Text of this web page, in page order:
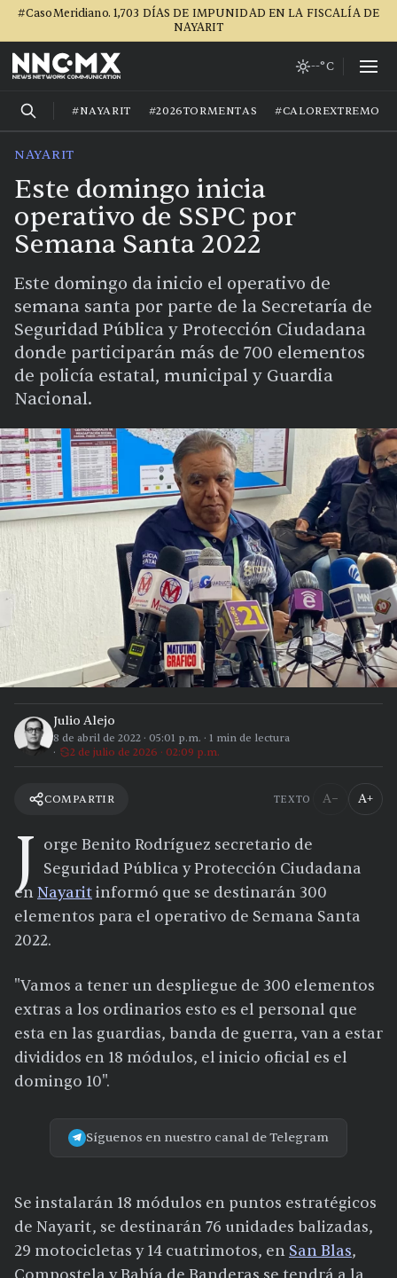
#CasoMeridiano. 1,703 DÍAS DE IMPUNIDAD EN LA FISCALÍA DE
NAYARIT
--°C
#NAYARIT #2026TORMENTAS #CALOREXTREMO
NAYARIT
Este domingo inicia
operativo de SSPC por
Semana Santa 2022
Este domingo da inicio el operativo de
semana santa por parte de la Secretaría de
Seguridad Pública y Protección Ciudadana
donde participarán más de 700 elementos
de policía estatal, municipal y Guardia
Nacional.
Julio Alejo
8 de abril de 2022 · 05:01 p.m. · 1 min de lectura
2 de julio de 2026 · 02:09 p.m.
COMPARTIR TEXTO A− A+
J orge Benito Rodríguez secretario de
Seguridad Pública y Protección Ciudadana
enNayaritinformó que se destinarán 300
elementos para el operativo de Semana Santa
2022.
"Vamos a tener un despliegue de 300 elementos
extras a los ordinarios esto es el personal que
esta en las guardias, banda de guerra, van a estar
divididos en 18 módulos, el inicio oficial es el
domingo 10".
Síguenos en nuestro canal de Telegram
Se instalarán 18 módulos en puntos estratégicos
de Nayarit, se destinarán 76 unidades balizadas,
29 motocicletas y 14 cuatrimotos, en San Blas,